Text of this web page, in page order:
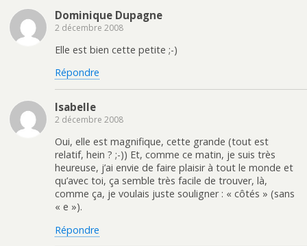
Dominique Dupagne
2 décembre 2008
Elle est bien cette petite ;-)
Répondre
Isabelle
2 décembre 2008
Oui, elle est magnifique, cette grande (tout est
relatif, hein ? ;-)) Et, comme ce matin, je suis très
heureuse, j’ai envie de faire plaisir à tout le monde et
qu’avec toi, ça semble très facile de trouver, là,
comme ça, je voulais juste souligner : « côtés » (sans
« e »).
Répondre